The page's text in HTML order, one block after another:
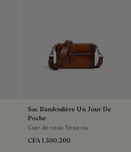
Sac Bandoulière Un Jour De
Poche
Cuir de veau Venezia
CFA 1,500,200